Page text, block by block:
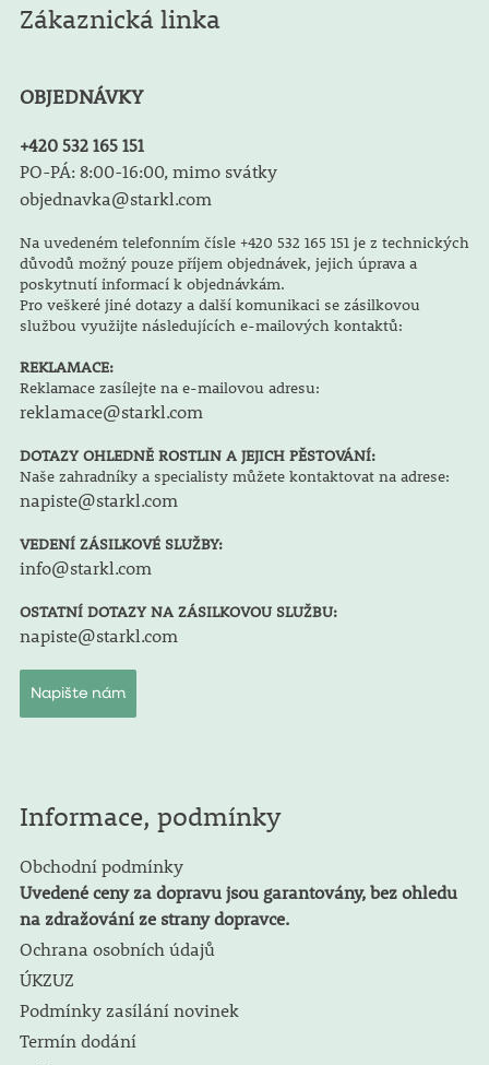
Zákaznická linka
OBJEDNÁVKY
+420 532 165 151
PO-PÁ: 8:00-16:00, mimo svátky
objednavka@starkl.com
Na uvedeném telefonním čísle +420 532 165 151 je z technických
důvodů možný pouze příjem objednávek, jejich úprava a
poskytnutí informací k objednávkám.
Pro veškeré jiné dotazy a další komunikaci se zásilkovou
službou využijte následujících e-mailových kontaktů:
REKLAMACE:
Reklamace zasílejte na e-mailovou adresu:
reklamace@starkl.com
DOTAZY OHLEDNĚ ROSTLIN A JEJICH PĚSTOVÁNÍ:
Naše zahradníky a specialisty můžete kontaktovat na adrese:
napiste@starkl.com
VEDENÍ ZÁSILKOVÉ SLUŽBY:
info@starkl.com
OSTATNÍ DOTAZY NA ZÁSILKOVOU SLUŽBU:
napiste@starkl.com
Napište nám
Informace, podmínky
Obchodní podmínky
Uvedené ceny za dopravu jsou garantovány, bez ohledu
na zdražování ze strany dopravce.
Ochrana osobních údajů
ÚKZUZ
Podmínky zasílání novinek
Termín dodání